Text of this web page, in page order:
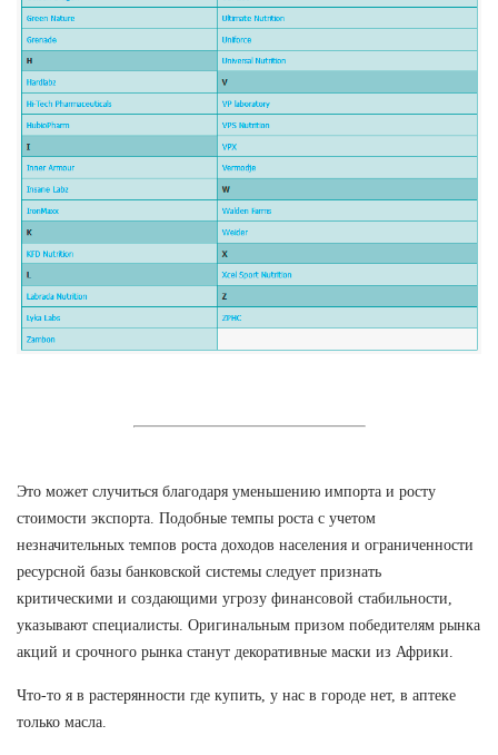
Это может случиться благодаря уменьшению импорта и росту
стоимости экспорта. Подобные темпы роста с учетом
незначительных темпов роста доходов населения и ограниченности
ресурсной базы банковской системы следует признать
критическими и создающими угрозу финансовой стабильности,
указывают специалисты. Оригинальным призом победителям рынка
акций и срочного рынка станут декоративные маски из Африки.
Что-то я в растерянности где купить, у нас в городе нет, в аптеке
только масла.